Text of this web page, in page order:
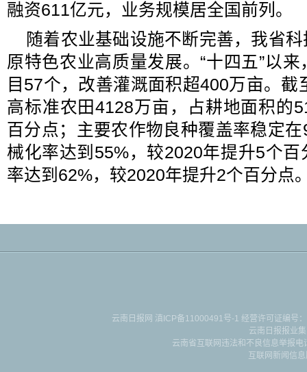
融资611亿元，业务规模居全国前列。
随着农业基础设施不断完善，我省
原特色农业高质量发展。“十四五”以
目57个，改善灌溉面积超400万亩。
高标准农田4128万亩，占耕地面积的
百分点；主要农作物良种覆盖率稳定
械化率达到55%，较2020年提升5个
率达到62%，较2020年提升2个百分点
云南日报网 滇ICP备11000491号-1 经营许可证编号
云南日报报业
云南省互联网违法和不良信息举报
互联网新闻信